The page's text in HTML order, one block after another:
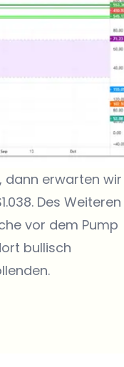
dann erwarten wir
Des Weiteren
vor dem Pump
bullisch